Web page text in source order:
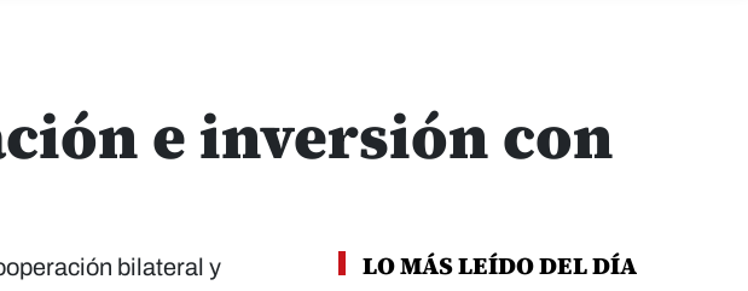
e inversión con
bilateral y
LO MÁS LEÍDO DEL DÍA